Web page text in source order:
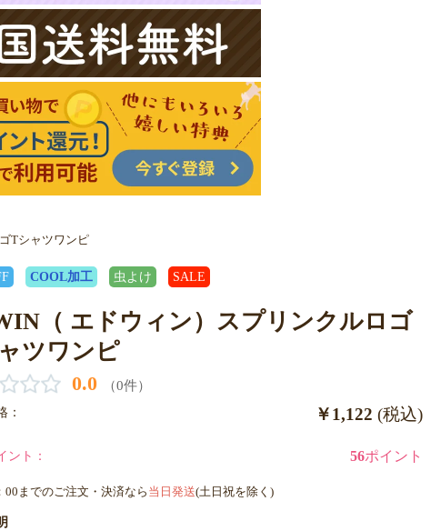
Tシャツワンピ
COOL加工 虫よけ SALE
（ エドウィン）スプリンクルロゴ
ツワンピ
0.0 （0件）
： ￥1,122 (税込)
ント： 56ポイント
00までのご注文・決済なら 当日発送(土日祝を除く)